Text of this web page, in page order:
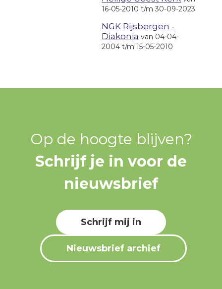
16-05-2010 t/m 30-09-2023
NGK Rijsbergen -
Diakonia van 04-04-
2004 t/m 15-05-2010
Op de hoogte blijven?
Schrijf je in voor de
nieuwsbrief
Schrijf mij in
Nieuwsbrief archief